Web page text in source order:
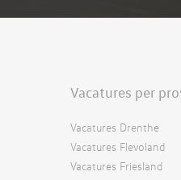
Vacatures per
Vacatures Drenthe
Vacatures Flevoland
Vacatures Friesland